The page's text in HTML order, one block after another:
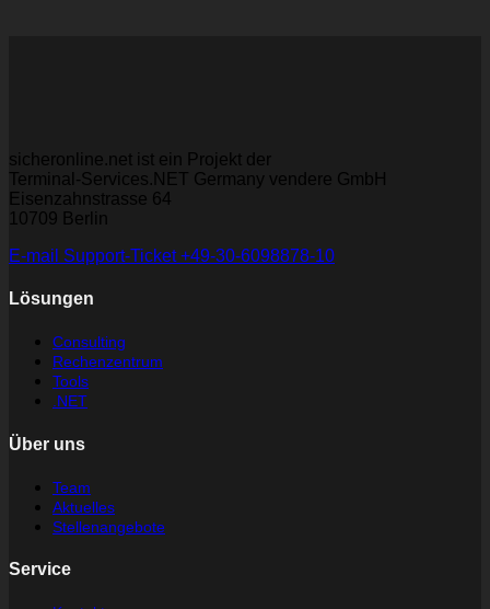
sicheronline.net ist ein Projekt der
Terminal-Services.NET Germany vendere GmbH
Eisenzahnstrasse 64
10709 Berlin
E-mail Support-Ticket +49-30-6098878-10
Lösungen
Consulting
Rechenzentrum
Tools
.NET
Über uns
Team
Aktuelles
Stellenangebote
Service